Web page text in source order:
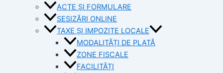
ACTE ȘI FORMULARE
SESIZĂRI ONLINE
TAXE ȘI IMPOZITE LOCALE
MODALITĂȚI DE PLATĂ
ZONE FISCALE
FACILITĂȚI